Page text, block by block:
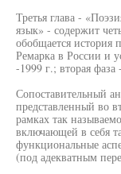
Третья глава -
язык» - содержит
обобщается история
Ремарка в России и
-1999 г.; вторая фаза
Сопоставительный
представленный во
рамках так
включающей в себя
функциональные
(под адекватным